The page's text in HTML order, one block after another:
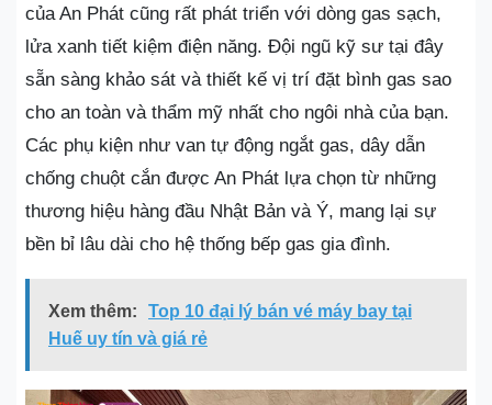
của An Phát cũng rất phát triển với dòng gas sạch,
lửa xanh tiết kiệm điện năng. Đội ngũ kỹ sư tại đây
sẵn sàng khảo sát và thiết kế vị trí đặt bình gas sao
cho an toàn và thẩm mỹ nhất cho ngôi nhà của bạn.
Các phụ kiện như van tự động ngắt gas, dây dẫn
chống chuột cắn được An Phát lựa chọn từ những
thương hiệu hàng đầu Nhật Bản và Ý, mang lại sự
bền bỉ lâu dài cho hệ thống bếp gas gia đình.
Xem thêm:
Top 10 đại lý bán vé máy bay tại
Huế uy tín và giá rẻ